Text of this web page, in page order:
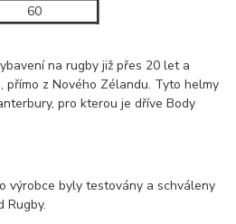
60
na rugby již přes 20 let a
přímo z Nového Zélandu. Tyto helmy
pro kterou je dříve Body
výrobce byly testovány a schváleny
Rugby.